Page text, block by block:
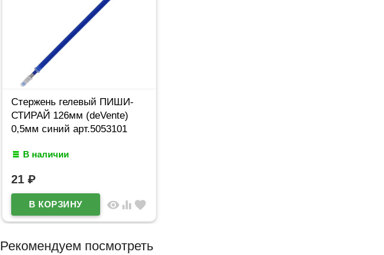
Стержень гелевый ПИШИ-
СТИРАЙ 126мм (deVente)
0,5мм синий арт.5053101
В наличии
21 ₽
visibility equalizer favorite
Рекомендуем посмотреть